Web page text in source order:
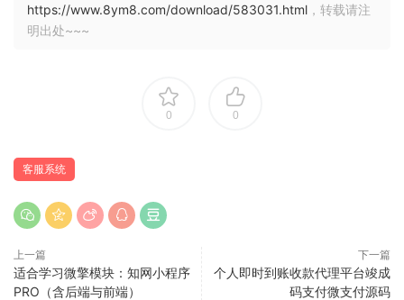
https://www.8ym8.com/download/583031.html ，转载请注
明出处~~~
0 0
客服系统
上一篇
适合学习微擎模块：知网小程序
PRO（含后端与前端）
下一篇
个人即时到账收款代理平台竣成
码支付微支付源码